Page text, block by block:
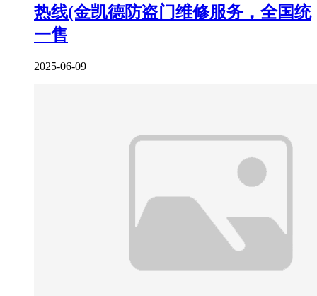
热线(金凯德防盗门维修服务，全国统
一售
2025-06-09